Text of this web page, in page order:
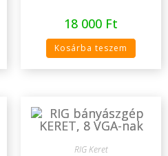
18 000 Ft
Kosárba teszem
RIG Keret